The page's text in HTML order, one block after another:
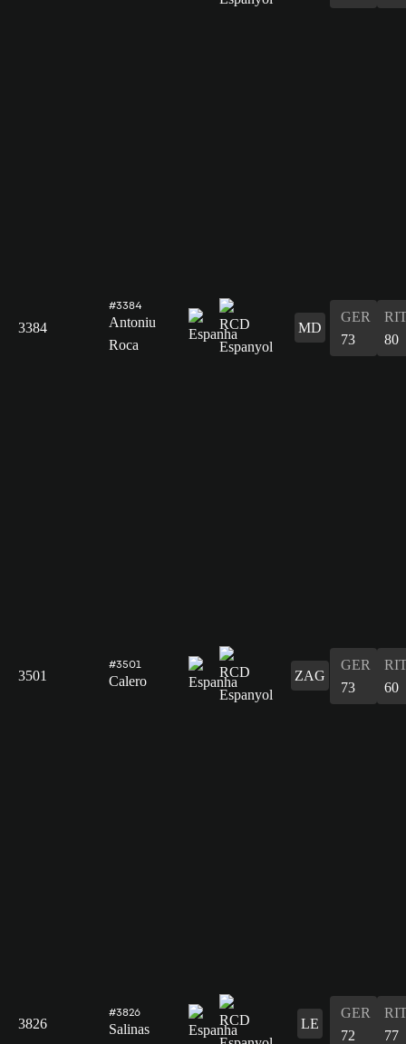
3384
#3384
Antoniu
Roca
MD
GER
73
80
3501
#3501
Calero ZAG
GER
73
60
3826
#3826
Salinas LE
GER
72
77